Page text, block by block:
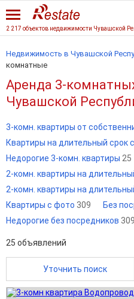
Недвижимость в Чувашской
комнатные
Аренда 3-
Чувашской
3-комн. квартиры от
Квартиры на длительный срок
Недорогие 3-комн. квартиры 25
2-комн. квартиры на
2-комн. квартиры на
Квартиры с фото 309 Без
Недорогие без посредников 309
25 объявлений
Уточнить поиск